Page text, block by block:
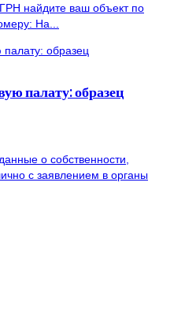
найдите ваш объект по
На...
палату: образец
о собственности,
с заявлением в органы